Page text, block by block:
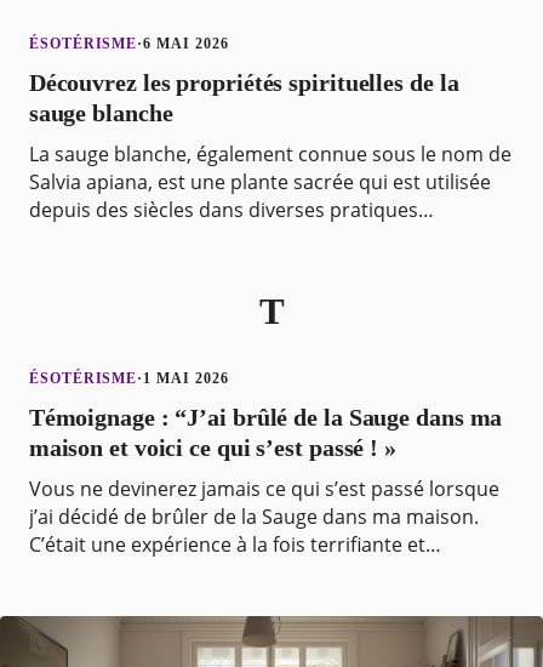
ÉSOTÉRISME·6 MAI 2026
Découvrez les propriétés spirituelles de la
sauge blanche
La sauge blanche, également connue sous le nom de
Salvia apiana, est une plante sacrée qui est utilisée
depuis des siècles dans diverses pratiques
T
ÉSOTÉRISME· 1 MAI 2026
Témoignage : “J’ai brûlé de la Sauge dans ma
maison et voici ce qui s’est passé ! »
Vous ne devinerez jamais ce qui s’est passé lorsque
j’ai décidé de brûler de la Sauge dans ma maison.
C’était une expérience à la fois terrifiante et